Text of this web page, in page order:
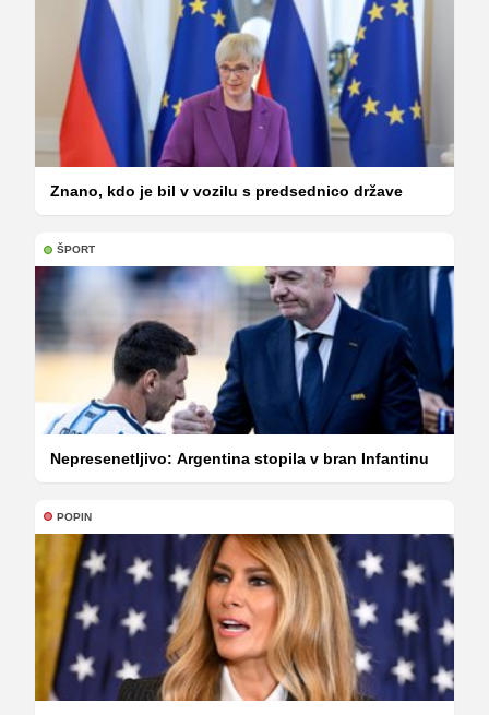
Znano, kdo je bil v vozilu s predsednico države
ŠPORT
Nepresenetljivo: Argentina stopila v bran Infantinu
POPIN